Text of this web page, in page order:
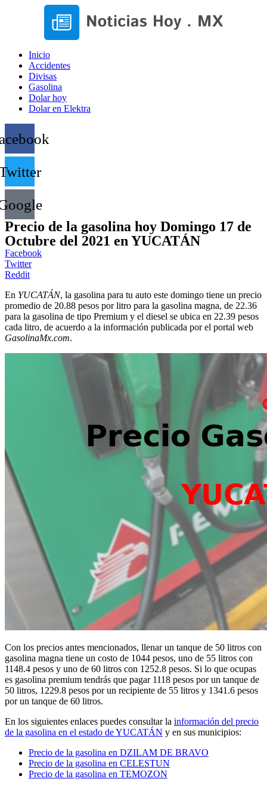
Inicio
Accidentes
Divisas
Gasolina
Dolar hoy
Dolar en Elektra
Precio de la gasolina hoy Domingo 17 de
Octubre del 2021 en YUCATÁN
Facebook
Twitter
Reddit
En YUCATÁN, la gasolina para tu auto este domingo tiene un precio
promedio de 20.88 pesos por litro para la gasolina magna, de 22.36
para la gasolina de tipo Premium y el diesel se ubica en 22.39 pesos
cada litro, de acuerdo a la información publicada por el portal web
GasolinaMx.com.
Con los precios antes mencionados, llenar un tanque de 50 litros con
gasolina magna tiene un costo de 1044 pesos, uno de 55 litros con
1148.4 pesos y uno de 60 litros con 1252.8 pesos. Si lo que ocupas
es gasolina premium tendrás que pagar 1118 pesos por un tanque de
50 litros, 1229.8 pesos por un recipiente de 55 litros y 1341.6 pesos
por un tanque de 60 litros.
En los siguientes enlaces puedes consultar la información del precio
de la gasolina en el estado de YUCATÁN y en sus municipios:
Precio de la gasolina en DZILAM DE BRAVO
Precio de la gasolina en CELESTUN
Precio de la gasolina en TEMOZON